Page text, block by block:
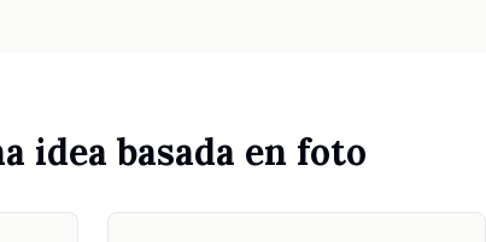
idea basada en foto